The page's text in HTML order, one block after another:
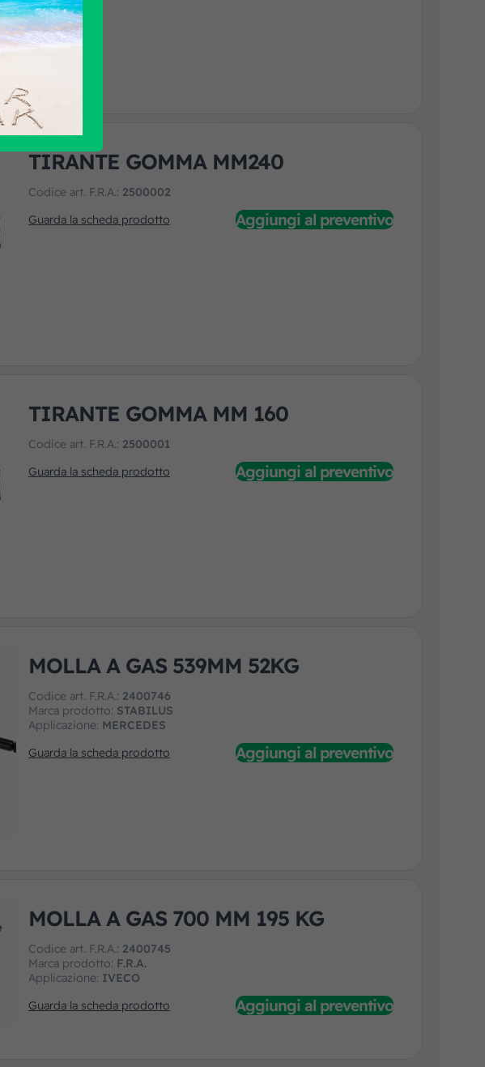
TIRANTE GOMMA MM240
Codice art. F.R.A.: 2500002
Guarda la scheda prodotto
Aggiungi al preventivo
TIRANTE GOMMA MM 160
Codice art. F.R.A.: 2500001
Guarda la scheda prodotto
Aggiungi al preventivo
MOLLA A GAS 539MM 52KG
Codice art. F.R.A.: 2400746
Marca prodotto: STABILUS
Applicazione: MERCEDES
Guarda la scheda prodotto
Aggiungi al preventivo
MOLLA A GAS 700 MM 195 KG
Codice art. F.R.A.: 2400745
Marca prodotto: F.R.A.
Applicazione: IVECO
Guarda la scheda prodotto
Aggiungi al preventivo